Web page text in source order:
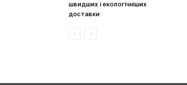
швидших і екологічніших
доставки